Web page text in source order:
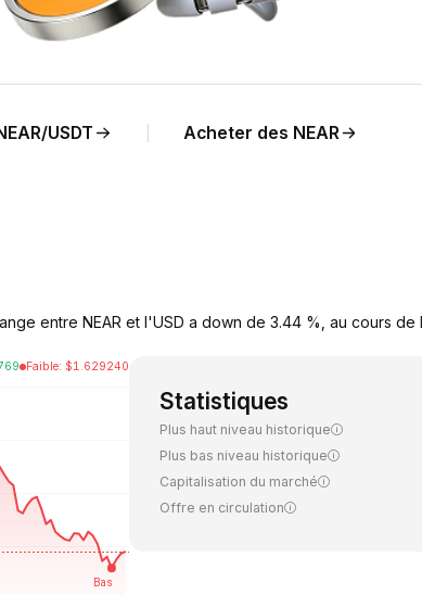
USDT Acheter des NEAR
entre NEAR et l'USD a down de 3.44 %, au cours de
Faible: $1.629240
Statistiques
Plus haut niveau historique
Plus bas niveau historique
Capitalisation du marché
Offre en circulation